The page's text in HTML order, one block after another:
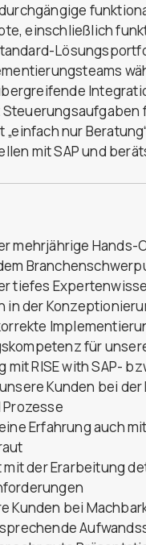
einschließlich
„einfach nur
mit SAP und
mehrjährige Hands-
tiefes
in der
für
mit RISE with SAP-
Kunden bei
Erfahrung auch
der Erarbeitung
Kunden bei